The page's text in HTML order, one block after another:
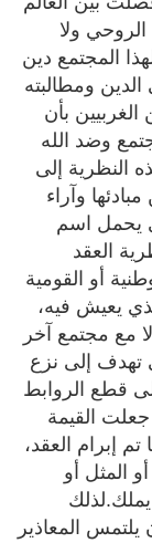
الروحي ولا
المجتمع دين
ومطالبته
بأن
وضد الله
النظرية إلى
وآراء
يحمل اسم
العقد
أو القومية
يعيش فيه،
مع مجتمع آخر
تهدف إلى نزع
قطع الروابط
جعلت القيمة
تم إبرام العقد،
المثل أو
المعاذير